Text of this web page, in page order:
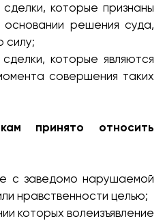
которые признаны
основании решения суда,
силу;
которые являются
совершения таких
принято относить
с заведомо нарушаемой
нравственности целью;
которых волеизъявление